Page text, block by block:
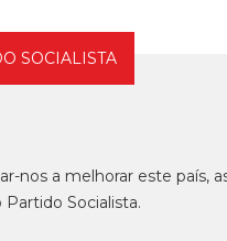
SOCIALISTA
nos a melhorar este país,
Socialista.